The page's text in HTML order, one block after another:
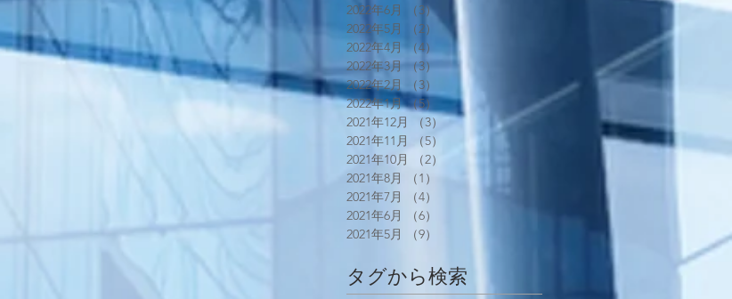
2022年6月
（3） 3件の記事
2022年5月
（2）
2件の記事
2022年4月 （4）
2022年3月
（3）
3件の記事
2022年2月
（3）
2022年1月 （5）
5件の記事
2021年12月
（3） 3件の記事
2021年11月
（5）
2021年10月
（2）
2021年8月
（1）
2021年7月
（4）
2021年6月
（6）
2021年5月
（9）
タグから検索